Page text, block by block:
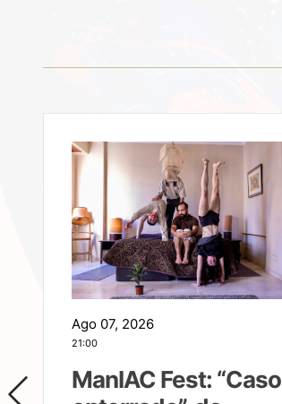
Ago 07, 2026
21:00
ManIAC Fest: “Caso